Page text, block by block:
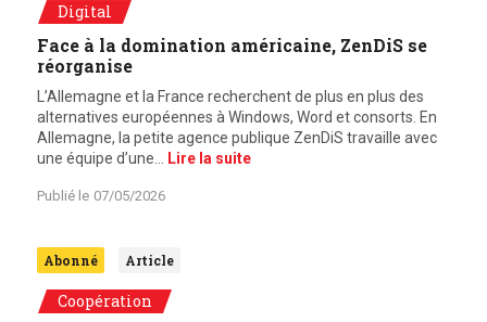
Digital
Face à la domination américaine, ZenDiS se
réorganise
L’Allemagne et la France recherchent de plus en plus des
alternatives européennes à Windows, Word et consorts. En
Allemagne, la petite agence publique ZenDiS travaille avec
une équipe d’une…
Lire la suite
Publié le 07/05/2026
Abonné Article
Coopération